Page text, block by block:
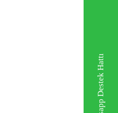
Whatsapp Destek Hattı